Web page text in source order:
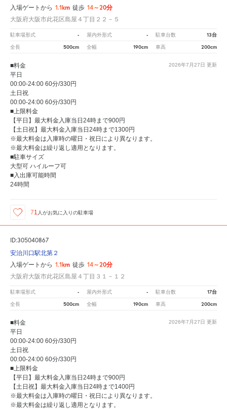
入場ゲートから 1.1km 徒歩 14～20分
大阪府大阪市此花区島屋４丁目２２－５
駐車場形式 - 屋内外形式 - 駐車台数 13台
全長 500cm 全幅 190cm 車高 200cm
2026年7月27日 更新
■料金
平日
00:00-24:00 60分/330円
土日祝
00:00-24:00 60分/330円
■上限料金
【平日】最大料金入庫当日24時まで900円
【土日祝】最大料金入庫当日24時まで1300円
※最大料金は入庫時の曜日・祝日により異なります。
※最大料金は繰り返し適用となります。
■駐車サイズ
大型可 ハイルーフ可
■入出庫可能時間
24時間
71 人がお気に入りの駐車場
ID:305040867
安治川口駅北第２
入場ゲートから 1.1km 徒歩 14～20分
大阪府大阪市此花区島屋４丁目３１－１２
駐車場形式 - 屋内外形式 - 駐車台数 17台
全長 500cm 全幅 190cm 車高 200cm
2026年7月27日 更新
■料金
平日
00:00-24:00 60分/330円
土日祝
00:00-24:00 60分/330円
■上限料金
【平日】最大料金入庫当日24時まで900円
【土日祝】最大料金入庫当日24時まで1400円
※最大料金は入庫時の曜日・祝日により異なります。
※最大料金は繰り返し適用となります。